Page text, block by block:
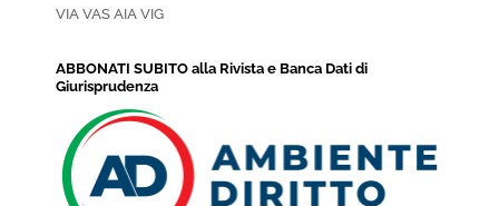
VIA VAS AIA VIG
ABBONATI SUBITO alla Rivista e Banca Dati di
Giurisprudenza